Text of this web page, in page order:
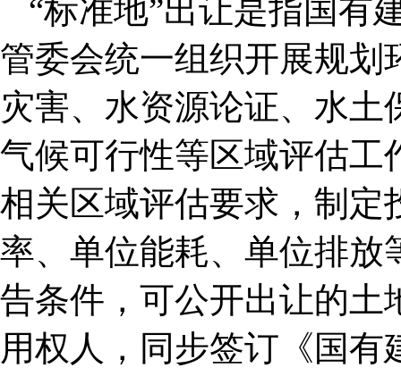
“标准地”出让是指国有
管委会统一组织开展规划
灾害、水资源论证、水
气候可行性等区域评估工
相关区域评估要求，制定
率、单位能耗、单位排放
告条件，可公开出让的土
用权人，同步签订《国